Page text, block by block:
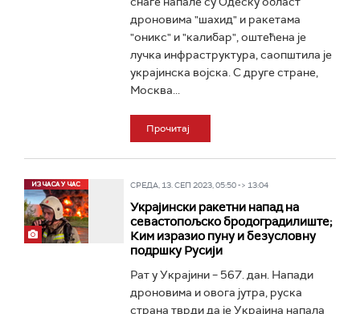
дроновима "шахид" и ракетама
"оникс" и "калибар", оштећена је
лучка инфраструктура, саопштила је
украјинска војска. С друге стране,
Москва...
Прочитај
СРЕДА, 13. СЕП 2023, 05:50 -> 13:04
Украјински ракетни напад на
севастопољско бродоградилиште;
Ким изразио пуну и безусловну
подршку Русији
Рат у Украјини – 567. дан. Напади
дроновима и овога јутра, руска
страна тврди да је Украјина напала